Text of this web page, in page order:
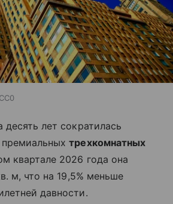
десять лет сократилась
премиальныхтрехкомнатных
квартале 2026 года она
м, что на 19,5% меньше
давности.